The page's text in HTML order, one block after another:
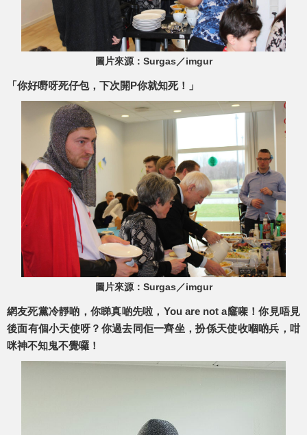
圖片來源：Surgas／imgur
「你好嘢呀死仔包，下次開P你就知死！」
圖片來源：Surgas／imgur
網友死黨冷靜啲，你睇真啲先啦，You are not a窿㗎！你見唔見
後面有個小天使呀？你過去同佢一齊坐，扮係天使收嗰啲兵，咁
咪神不知鬼不覺囉！